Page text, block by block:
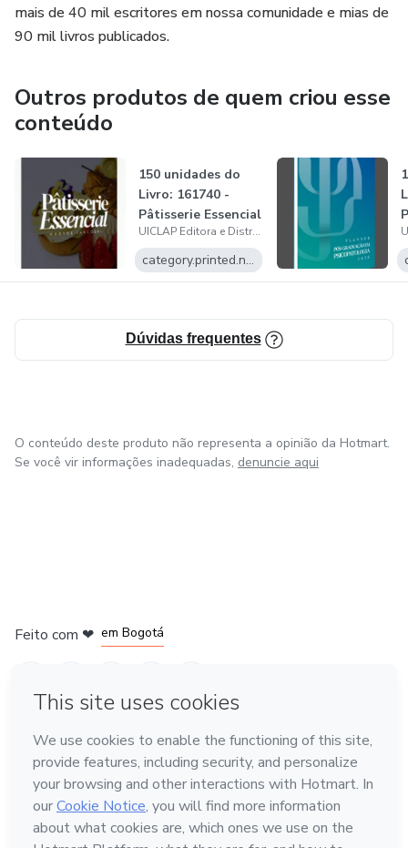
mais de 40 mil escritores em nossa comunidade e mias de
90 mil livros publicados.
Outros produtos de quem criou esse
conteúdo
150 unidades do
Livro: 161740 -
Pâtisserie Essencial
UICLAP Editora e Distribuidora LTDA
category.printed.name
Dúvidas frequentes
O conteúdo deste produto não representa a opinião da Hotmart.
Se você vir informações inadequadas, denuncie aqui
Feito com ❤ em Bogotá
Conheça a Hotmart
Idioma
Português